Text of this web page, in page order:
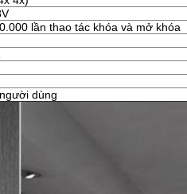
lần thao tác khóa và mở khóa
dùng